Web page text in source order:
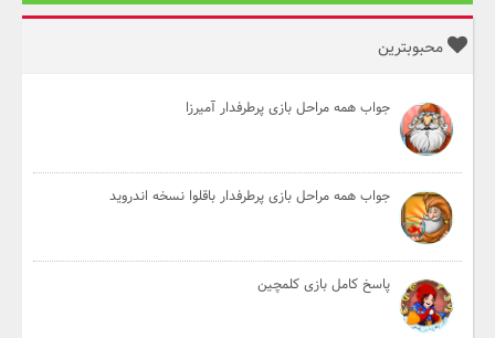
محبوبترین
جواب همه مراحل بازی پرطرفدار آمیرزا
جواب همه مراحل بازی پرطرفدار باقلوا نسخه اندروید
پاسخ کامل بازی کلمچین